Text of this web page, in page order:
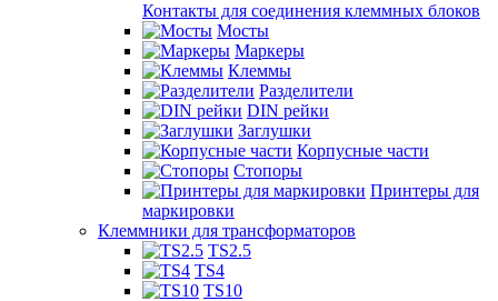
Контакты для соединения клеммных блоков
Мосты
Маркеры
Клеммы
Разделители
DIN рейки
Заглушки
Корпусные части
Стопоры
Принтеры для
маркировки
Клеммники для трансформаторов
TS2.5
TS4
TS10